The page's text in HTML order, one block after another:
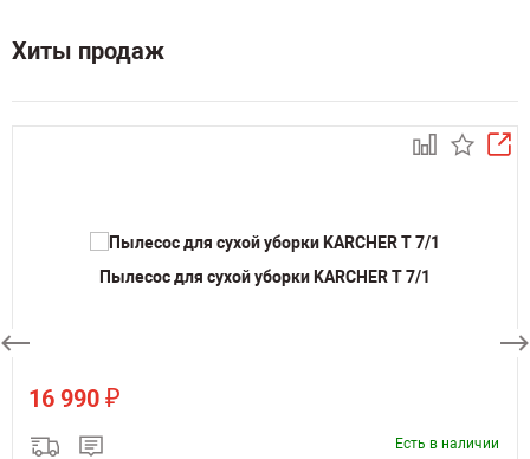
Хиты продаж
Пылесос для сухой уборки KARCHER T 7/1
16 990 ₽
Есть в наличии